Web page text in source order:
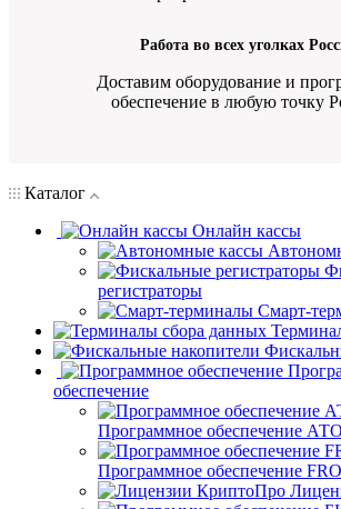
Работа во всех уголках
Доставим оборудование и
обеспечение в любую точку
Каталог
Онлайн кассы
регистраторы
Смарт-
обеспечение
Программное обеспечение
Программное обеспечение